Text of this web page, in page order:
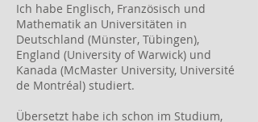
Ich habe Englisch, Französisch und
Mathematik an Universitäten in
Deutschland (Münster, Tübingen),
England (University of Warwick) und
Kanada (McMaster University, Université
de Montréal) studiert.
Übersetzt habe ich schon im Studium,